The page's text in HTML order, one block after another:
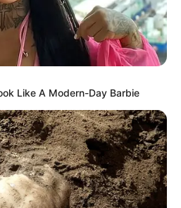
Like A Modern-Day Barbie